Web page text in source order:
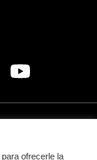
México, CDMX
ofrecerle la